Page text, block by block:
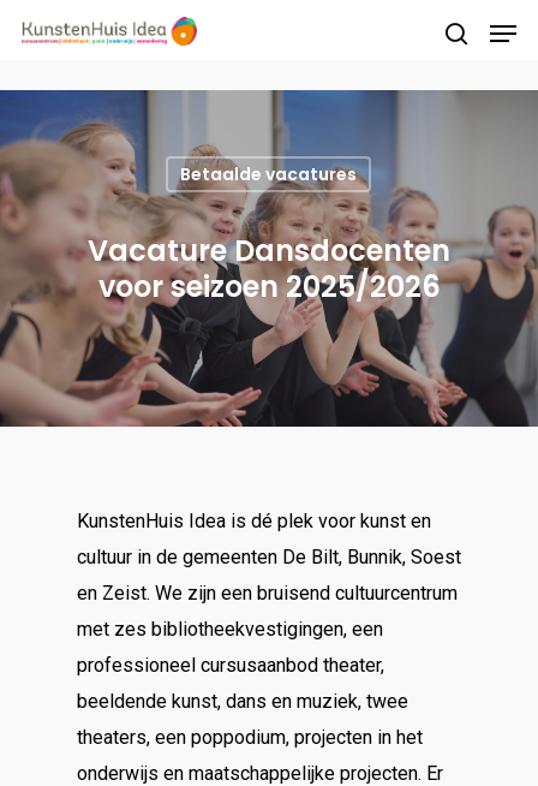
Druk op Enter om te starten met zoeken of
druk op ESC om te sluiten
Betaalde vacatures
Vacature Dansdocenten
voor seizoen 2025/2026
KunstenHuis Idea is dé plek voor kunst en
cultuur in de gemeenten De Bilt, Bunnik, Soest
en Zeist. We zijn een bruisend cultuurcentrum
met zes bibliotheekvestigingen, een
professioneel cursusaanbod theater,
beeldende kunst, dans en muziek, twee
theaters, een poppodium, projecten in het
onderwijs en maatschappelijke projecten. Er